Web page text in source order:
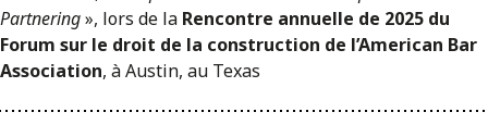
Partnering», lors de la Rencontre annuelle de 2025 du
Forum sur le droit de la construction de l’American Bar
Association, à Austin, au Texas